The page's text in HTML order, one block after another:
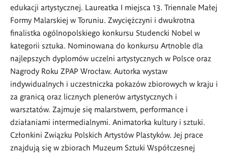
edukacji artystycznej. Laureatka I miejsca 13. Triennale Małej
Formy Malarskiej w Toruniu. Zwyciężczyni i dwukrotna
finalistka ogólnopolskiego konkursu Studencki Nobel w
kategorii sztuka. Nominowana do konkursu Artnoble dla
najlepszych dyplomów uczelni artystycznych w Polsce oraz
Nagrody Roku ZPAP Wrocław. Autorka wystaw
indywidualnych i uczestniczka pokazów zbiorowych w kraju i
za granicą oraz licznych plenerów artystycznych i
warsztatów. Zajmuje się malarstwem, performance i
działaniami intermedialnymi. Animatorka kultury i sztuki.
Członkini Związku Polskich Artystów Plastyków. Jej prace
znajdują się w zbiorach Muzeum Sztuki Współczesnej